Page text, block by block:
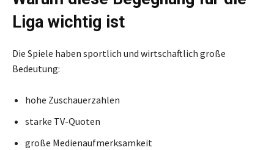
Liga wichtig ist
Die Spiele haben sportlich und wirtschaftlich große
Bedeutung:
hohe Zuschauerzahlen
starke TV-Quoten
große Medienaufmerksamkeit